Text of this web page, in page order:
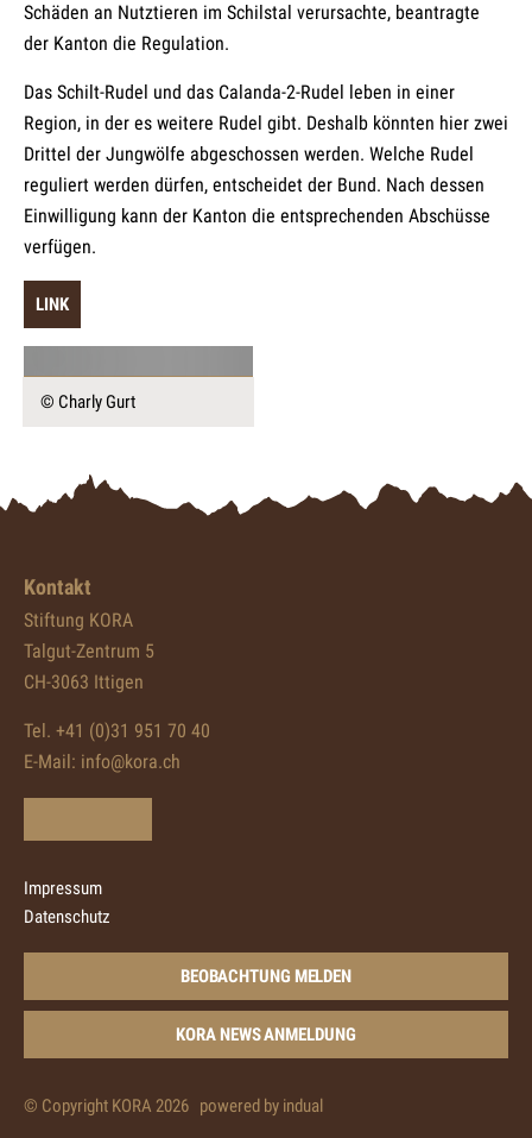
Schäden an Nutztieren im Schilstal verursachte, beantragte
der Kanton die Regulation.
Das Schilt-Rudel und das Calanda-2-Rudel leben in einer
Region, in der es weitere Rudel gibt. Deshalb könnten hier zwei
Drittel der Jungwölfe abgeschossen werden. Welche Rudel
reguliert werden dürfen, entscheidet der Bund. Nach dessen
Einwilligung kann der Kanton die entsprechenden Abschüsse
verfügen.
LINK
© Charly Gurt
Kontakt
Stiftung KORA
Talgut-Zentrum 5
CH-3063 Ittigen
Tel. +41 (0)31 951 70 40
E-Mail: info@kora.ch
© Copyright KORA 2026 powered by indual
Impressum
Datenschutz
BEOBACHTUNG MELDEN
KORA NEWS ANMELDUNG